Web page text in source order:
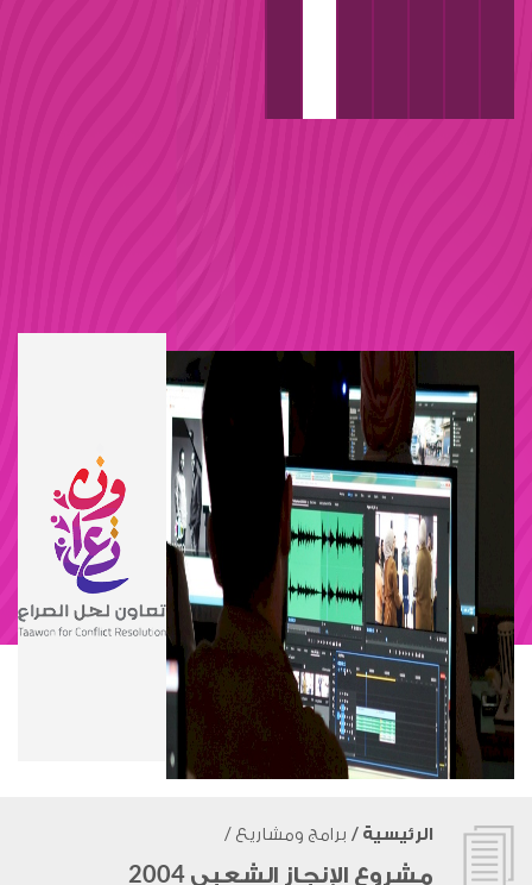
الرئيسية/ برامج ومشاريع /
مشروع الإنجاز الشعبي 2004